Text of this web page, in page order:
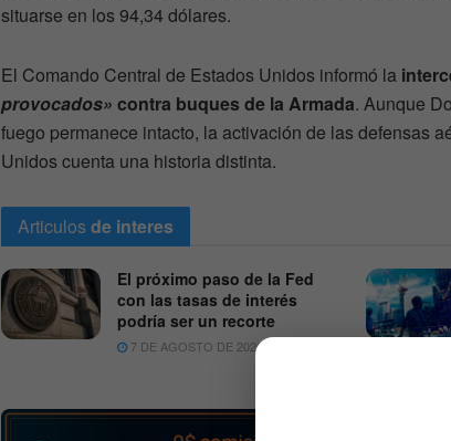
situarse en los 94,34 dólares.
El Comando Central de Estados Unidos informó la
provocados» contra buques de la Armada. Aunque
fuego permanece intacto, la activación de las defensas
Unidos cuenta una historia distinta.
Articulosde interes
El próximo paso de la Fed
con las tasas de interés
podría ser un recorte
7 DE AGOSTO DE 2026